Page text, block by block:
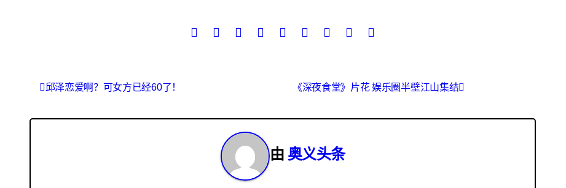
文邱泽恋爱啊？可女方已经60了！ 《深夜食堂》片花 娱乐圈半壁江山集结
由 奥义头条